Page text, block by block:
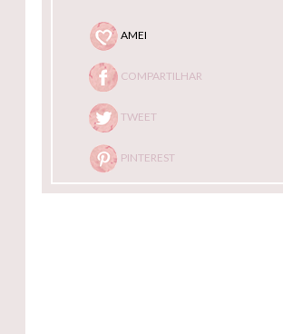
AMEI
COMPARTILHAR
TWEET
PINTEREST